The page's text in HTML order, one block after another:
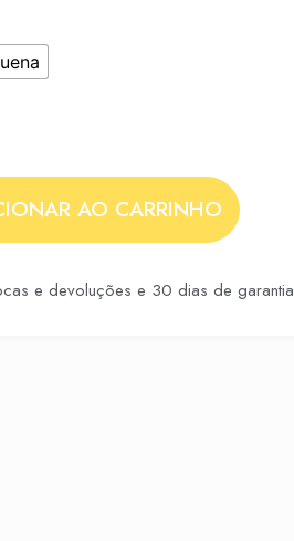
AO CARRINHO
e devoluções e 30 dias de garantia